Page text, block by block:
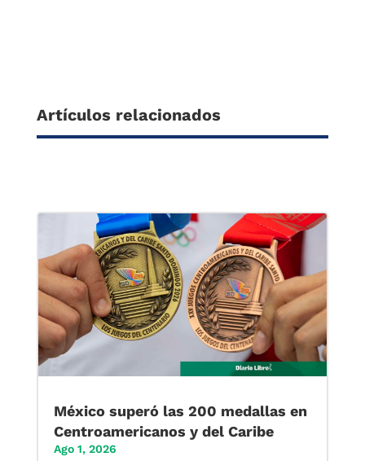
Artículos relacionados
México superó las 200 medallas en
Centroamericanos y del Caribe
Ago 1, 2026